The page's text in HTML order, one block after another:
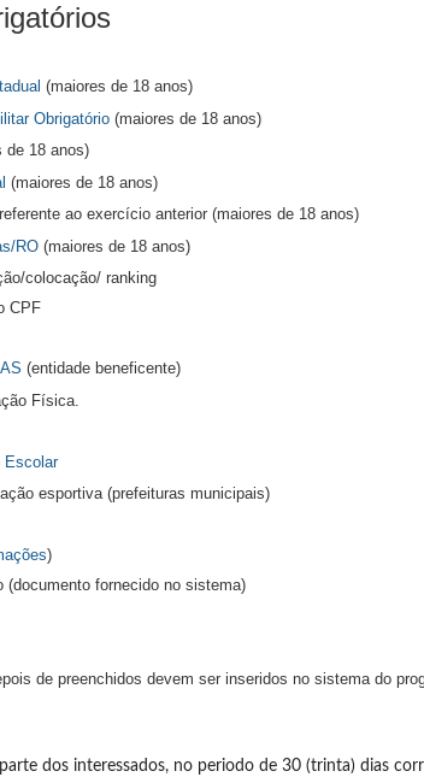
(maiores de 18 anos)
Obrigatório (maiores de 18 anos)
de 18 anos)
(maiores de 18 anos)
ao exercício anterior (maiores de 18 anos)
RO (maiores de 18 anos)
colocação/ ranking
CPF
(entidade beneficente)
Física.
Escolar
esportiva (prefeituras municipais)
)
(documento fornecido no sistema)
de preenchidos devem ser inseridos no sistema do
dos interessados, no periodo de 30 (trinta) dias